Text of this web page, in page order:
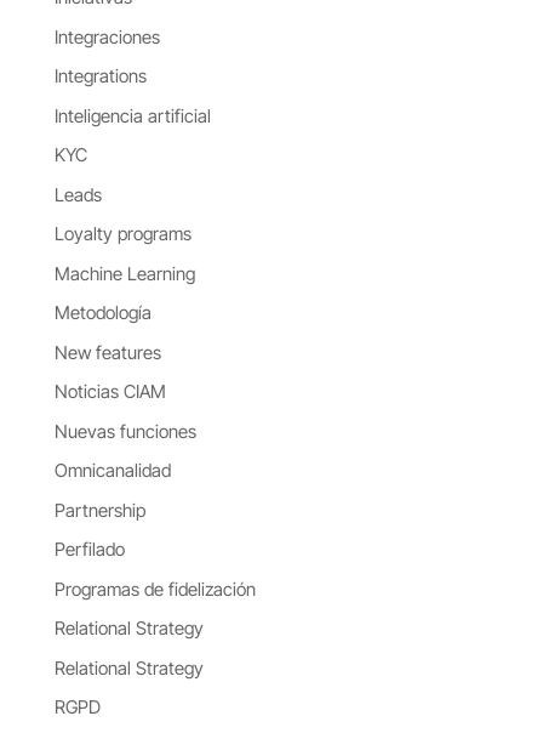
Integraciones
Integrations
Inteligencia artificial
KYC
Leads
Loyalty programs
Machine Learning
Metodología
New features
Noticias CIAM
Nuevas funciones
Omnicanalidad
Partnership
Perfilado
Programas de fidelización
Relational Strategy
Relational Strategy
RGPD